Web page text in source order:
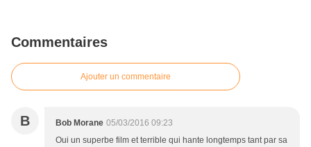
Commentaires
Ajouter un commentaire
B Bob Morane 05/03/2016 09:23
Oui un superbe film et terrible qui hante longtemps tant par sa